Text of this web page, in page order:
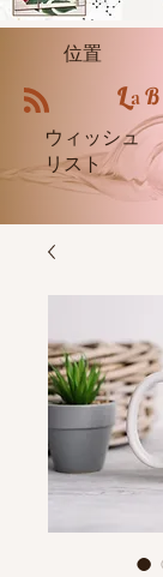
位置
LaB
ウィッシュ
リスト